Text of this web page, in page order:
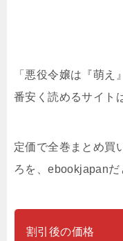
「悪役令嬢は『萌
番安く読めるサイト
定価で全巻まとめ買
ろを、ebookjapanだ
割引後の価格